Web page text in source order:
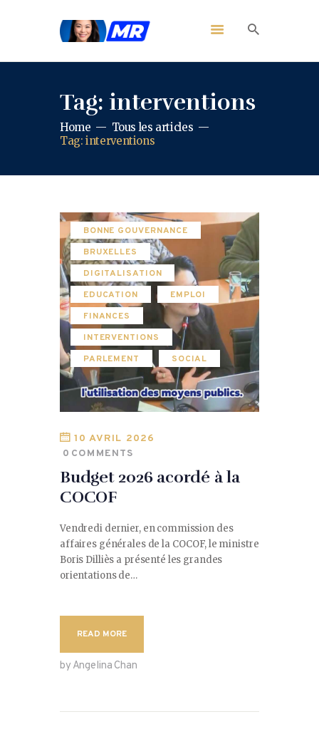
Tag: interventions
Home
Tous les articles
Tag: interventions
BONNE GOUVERNANCE
BRUXELLES
DIGITALISATION
EDUCATION
EMPLOI
FINANCES
INTERVENTIONS
PARLEMENT
SOCIAL
10 AVRIL 2026
0 COMMENTS
Budget 2026 acordé à la
COCOF
Vendredi dernier, en commission des
affaires générales de la COCOF, le ministre
Boris Dilliès a présenté les grandes
orientations de…
READ MORE
by Angelina Chan